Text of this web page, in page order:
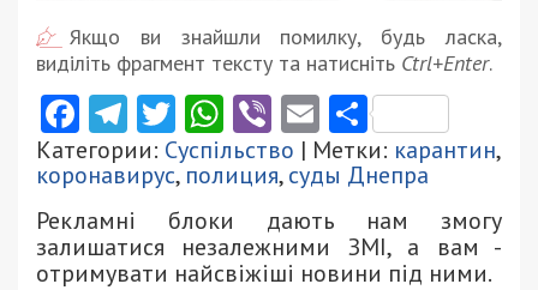
Якщо ви знайшли помилку, будь ласка,
виділіть фрагмент тексту та натисніть Ctrl+Enter.
Facebook
Telegram
Twitter
WhatsApp
ViberEmail
Категории: Суспільство | Метки: карантин,
коронавирус, полиция,суды Днепра
Рекламні блоки дають нам змогу
залишатися незалежними ЗМІ, а вам -
отримувати найсвіжіші новини під ними.